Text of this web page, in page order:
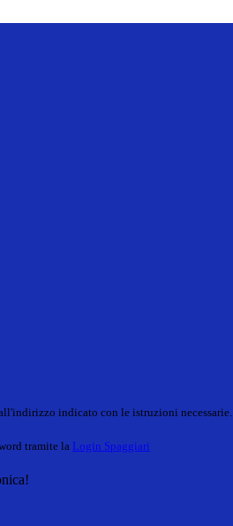
indicato con le istruzioni necessarie.
tramite la Login Spaggiari